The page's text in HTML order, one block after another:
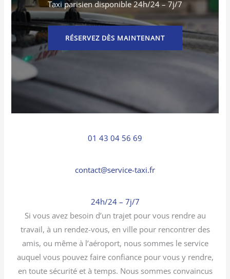
Taxi parisien disponible 24h/24 – 7j/7
RÉSERVEZ DÈS MAINTENANT
01 43 04 56 69
contact@service-taxi.fr
24h/24 – 7j/7
Si vous avez besoin d’un trajet pour vous rendre au
travail, à un rendez-vous, en ville pour rencontrer des
amis, ou même à l’aéroport, nous sommes le service
auquel vous pouvez faire confiance pour vous y rendre,
en toute sécurité et à temps. Nous sommes convaincus